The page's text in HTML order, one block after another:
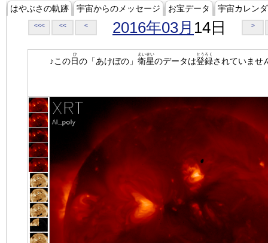
はやぶさの軌跡 宇宙からのメッセージ お宝データ 宇宙カレン
<<< << < 2016年03月 14日 >
♪この日
ひ
の「あけぼの」 衛星
えいせい
のデータは登録
とうろく
されていませ